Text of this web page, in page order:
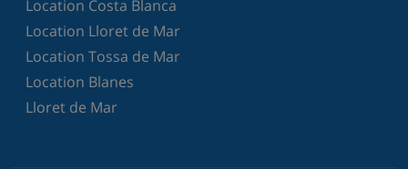
Location Costa Blanca
Location Lloret de Mar
Location Tossa de Mar
Location Blanes
Lloret de Mar